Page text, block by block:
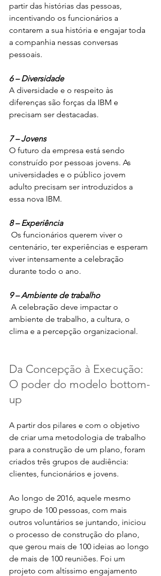
partir das histórias das pessoas,
incentivando os funcionários a
contarem a sua história e engajar toda
a companhia nessas conversas
pessoais.
6 – Diversidade
A diversidade e o respeito às
diferenças são forças da IBM e
precisam ser destacadas.
7 – Jovens
O futuro da empresa está sendo
construído por pessoas jovens. As
universidades e o público jovem
adulto precisam ser introduzidos a
essa nova IBM.
8 – Experiência
centenário, ter experiências e esperam
viver intensamente a celebração
durante todo o ano.
9 – Ambiente de trabalho
ambiente de trabalho, a cultura, o
clima e a percepção organizacional.
Da Concepção à Execução:
O poder do modelo bottom-
up
A partir dos pilares e com o objetivo
de criar uma metodologia de trabalho
para a construção de um plano, foram
criados três grupos de audiência:
clientes, funcionários e jovens.
Ao longo de 2016, aquele mesmo
grupo de 100 pessoas, com mais
outros voluntários se juntando, iniciou
o processo de construção do plano,
que gerou mais de 100 ideias ao longo
de mais de 100 reuniões. Foi um
projeto com altíssimo engajamento